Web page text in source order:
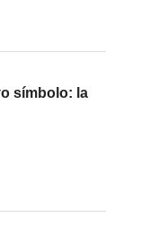
símbolo: la